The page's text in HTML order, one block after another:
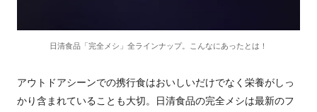
日清食品「完全メシ」全ラインナップ。こんなにあったとは！
アウトドアシーンでの携行食はおいしいだけでなく栄養がしっ
かり含まれていることも大切。日清食品の完全メシは最新のフ